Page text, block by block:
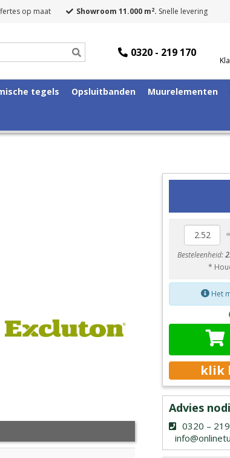
op maat Showroom 11.000 m2. Snelle levering
0320 - 219 170
tegels Opsluitbanden Muurelementen
Besteleenheid:
*
Het
klik
Advies
0320 –